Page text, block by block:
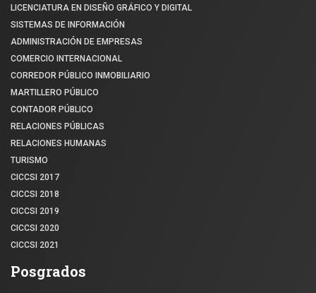
LICENCIATURA EN DISEÑO GRÁFICO Y DIGITAL
SISTEMAS DE INFORMACIÓN
ADMINISTRACIÓN DE EMPRESAS
COMERCIO INTERNACIONAL
CORREDOR PÚBLICO INMOBILIARIO
MARTILLERO PÚBLICO
CONTADOR PÚBLICO
RELACIONES PÚBLICAS
RELACIONES HUMANAS
TURISMO
CICCSI 2017
CICCSI 2018
CICCSI 2019
CICCSI 2020
CICCSI 2021
Posgrados